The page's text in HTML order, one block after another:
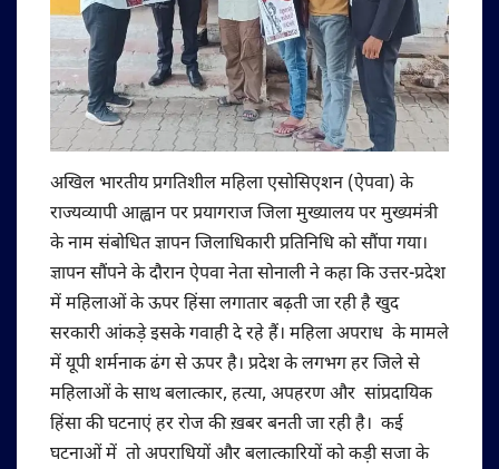
अखिल भारतीय प्रगतिशील महिला एसोसिएशन (ऐपवा) के
राज्यव्यापी आह्वान पर प्रयागराज जिला मुख्यालय पर मुख्यमंत्री
के नाम संबोधित ज्ञापन जिलाधिकारी प्रतिनिधि को सौंपा गया।
ज्ञापन सौंपने के दौरान ऐपवा नेता सोनाली ने कहा कि उत्तर-प्रदेश
में महिलाओं के ऊपर हिंसा लगातार बढ़ती जा रही है खुद
सरकारी आंकड़े इसके गवाही दे रहे हैं। महिला अपराध के मामले
में यूपी शर्मनाक ढंग से ऊपर है। प्रदेश के लगभग हर जिले से
महिलाओं के साथ बलात्कार, हत्या, अपहरण और सांप्रदायिक
हिंसा की घटनाएं हर रोज की ख़बर बनती जा रही है। कई
घटनाओं में तो अपराधियों और बलात्कारियों को कड़ी सजा के